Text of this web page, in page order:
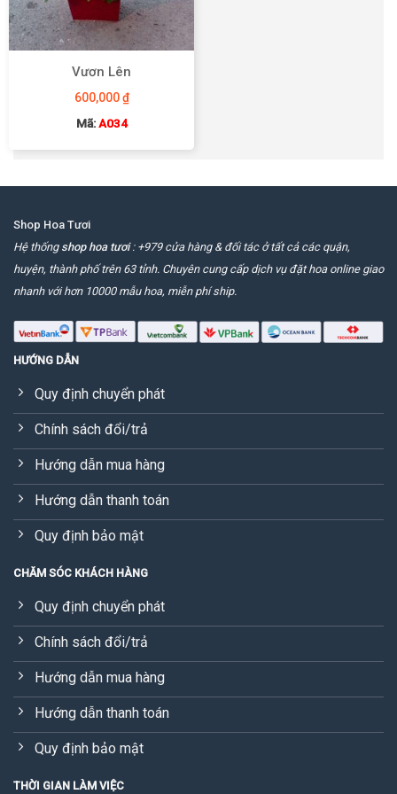
Vươn Lên
600,000₫
Mã:A034
Shop Hoa Tươi
Hệ thống shop hoa tươi: +979 cửa hàng & đối tác ở tất cả các quận,
huyện, thành phố trên 63 tỉnh. Chuyên cung cấp dịch vụ đặt hoa online giao
nhanh với hơn 10000 mẫu hoa, miễn phí ship.
HƯỚNG DẪN
Quy định chuyển phát
Chính sách đổi/trả
Hướng dẫn mua hàng
Hướng dẫn thanh toán
Quy định bảo mật
CHĂM SÓC KHÁCH HÀNG
Quy định chuyển phát
Chính sách đổi/trả
Hướng dẫn mua hàng
Hướng dẫn thanh toán
Quy định bảo mật
THỜI GIAN LÀM VIỆC